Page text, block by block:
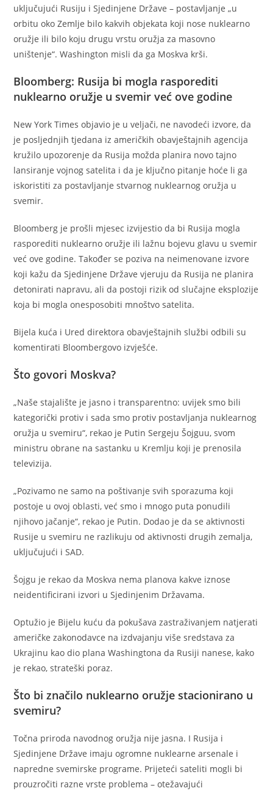
uključujući Rusiju i Sjedinjene Države – postavljanje „u
orbitu oko Zemlje bilo kakvih objekata koji nose nuklearno
oružje ili bilo koju drugu vrstu oružja za masovno
uništenje“. Washington misli da ga Moskva krši.
Bloomberg: Rusija bi mogla rasporediti
nuklearno oružje u svemir već ove godine
New York Times objavio je u veljači, ne navodeći izvore, da
je posljednjih tjedana iz američkih obavještajnih agencija
kružilo upozorenje da Rusija možda planira novo tajno
lansiranje vojnog satelita i da je ključno pitanje hoće li ga
iskoristiti za postavljanje stvarnog nuklearnog oružja u
svemir.
Bloomberg je prošli mjesec izvijestio da bi Rusija mogla
rasporediti nuklearno oružje ili lažnu bojevu glavu u svemir
već ove godine. Također se poziva na neimenovane izvore
koji kažu da Sjedinjene Države vjeruju da Rusija ne planira
detonirati napravu, ali da postoji rizik od slučajne eksplozije
koja bi mogla onesposobiti mnoštvo satelita.
Bijela kuća i Ured direktora obavještajnih službi odbili su
komentirati Bloombergovo izvješće.
Što govori Moskva?
„Naše stajalište je jasno i transparentno: uvijek smo bili
kategorički protiv i sada smo protiv postavljanja nuklearnog
oružja u svemiru“, rekao je Putin Sergeju Šojguu, svom
ministru obrane na sastanku u Kremlju koji je prenosila
televizija.
„Pozivamo ne samo na poštivanje svih sporazuma koji
postoje u ovoj oblasti, već smo i mnogo puta ponudili
njihovo jačanje“, rekao je Putin. Dodao je da se aktivnosti
Rusije u svemiru ne razlikuju od aktivnosti drugih zemalja,
uključujući i SAD.
Šojgu je rekao da Moskva nema planova kakve iznose
neidentificirani izvori u Sjedinjenim Državama.
Optužio je Bijelu kuću da pokušava zastraživanjem natjerati
američke zakonodavce na izdvajanju više sredstava za
Ukrajinu kao dio plana Washingtona da Rusiji nanese, kako
je rekao, strateški poraz.
Što bi značilo nuklearno oružje stacionirano u
svemiru?
Točna priroda navodnog oružja nije jasna. I Rusija i
Sjedinjene Države imaju ogromne nuklearne arsenale i
napredne svemirske programe. Prijeteći sateliti mogli bi
prouzročiti razne vrste problema – otežavajući